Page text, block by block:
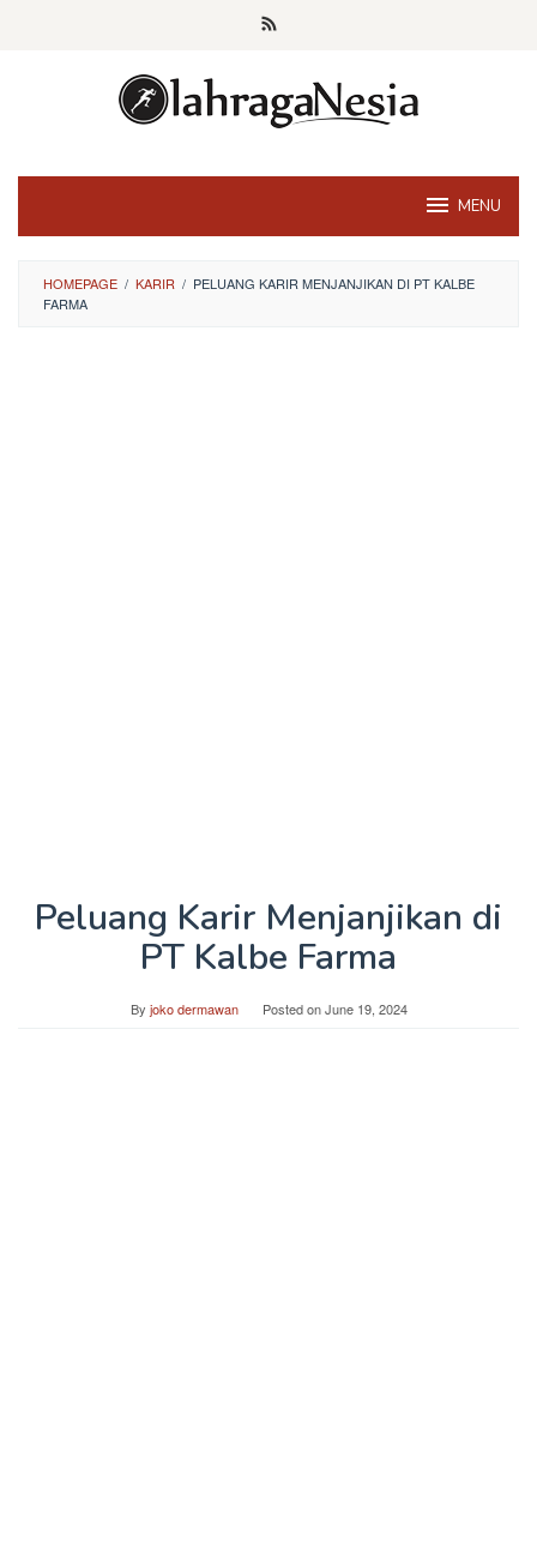
MENU
HOMEPAGE / KARIR / PELUANG KARIR MENJANJIKAN DI PT KALBE
FARMA
Peluang Karir Menjanjikan di
PT Kalbe Farma
By joko dermawan Posted onJune 19, 2024